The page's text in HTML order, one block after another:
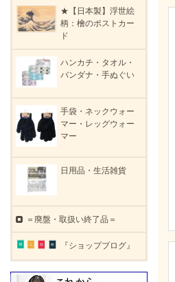
★【日本製】浮世絵
柄：檜のポストカー
ド
ハンカチ・タオル・
バンダナ・手ぬぐい
手袋・ネックウォー
マー・レッグウォー
マー
日用品・生活雑貨
＝廃盤・取扱い終了品＝
『ショップブログ』